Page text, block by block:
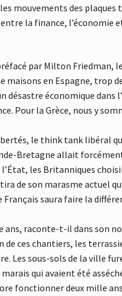
mouvements des plaques
la finance, l’économie
par Milton Friedman,
en Espagne, trop
désastre économique dans
Pour la Grèce, nous y
le think tank libéral
Bretagne allait
les Britanniques
de son marasme actuel
saura faire la
ans, raconte-t-il dans son
de ces chantiers, les
Les sous-sols de la ville
qui avaient été
fonctionner deux mille